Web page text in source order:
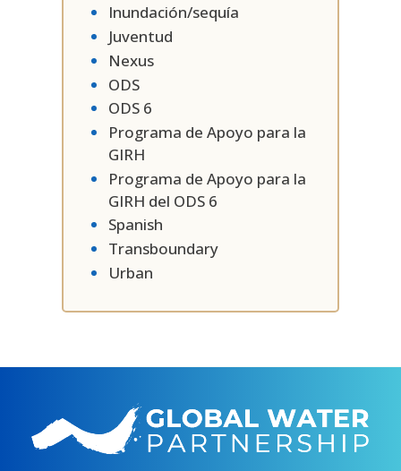
Inundación/sequía
Juventud
Nexus
ODS
ODS 6
Programa de Apoyo para la
GIRH
Programa de Apoyo para la
GIRH del ODS 6
Spanish
Transboundary
Urban